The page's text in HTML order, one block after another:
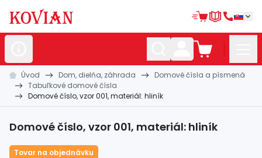
Nerezovépolotovary
Hliníkovépolotovary
Kovanépolotovary
Zábradlia amadlá
Úvod Dom, dielňa, záhrada
Domové čísla a písmená
Tabuľkové domové čísla
Domové číslo, vzor 001, materiál: hliník
Domové číslo, vzor 001, materiál: hliník
Tovar na objednávku